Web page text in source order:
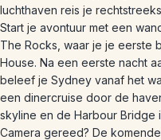
luchthaven reis je
Start je avontuur met een
The Rocks, waar je je eerste
House. Na een eerste nacht
beleef je Sydney vanaf het
een dinercruise door de
skyline en de Harbour Bridge
Camera gereed? De